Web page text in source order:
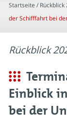
Startseite / Rückblick
der Schifffahrt bei
Rückblick
Einblick
bei der